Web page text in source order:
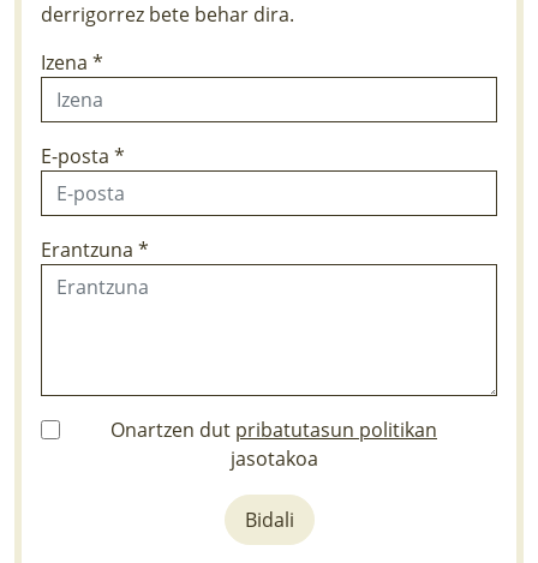
derrigorrez bete behar dira.
Izena *
E-posta *
Erantzuna *
Onartzen dut pribatutasun politikan
jasotakoa
Bidali